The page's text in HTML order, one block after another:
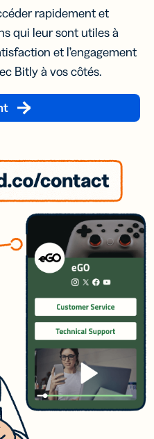
rapidement et
qui leur sont utiles à
et l’engagement
Bitly à vos côtés.